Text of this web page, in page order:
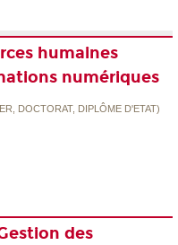
humaines
numériques
DOCTORAT, DIPLÔME D'ETAT)
des